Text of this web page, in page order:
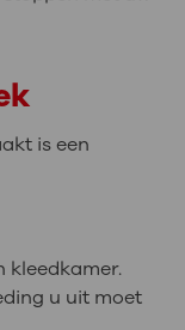
is een
kleedkamer.
u uit moet